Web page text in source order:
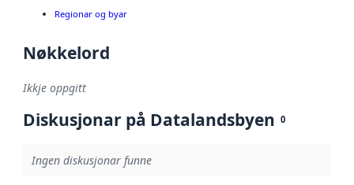
Regionar og byar
Nøkkelord
Ikkje oppgitt
Diskusjonar på Datalandsbyen 0
Ingen diskusjonar funne